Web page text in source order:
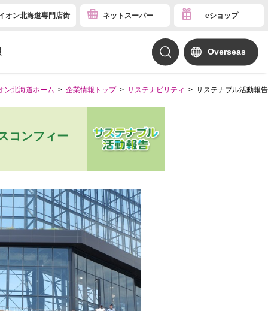
オン北海道専門店街 ネットスーパー eショップ
Overseas
ン北海道ホーム 企業情報トップ サステナビリティ サステナブル活動報告
コンフィー